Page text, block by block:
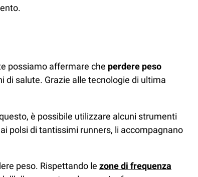
possiamo affermare che perdere peso
di salute. Grazie alle tecnologie di ultima
è possibile utilizzare alcuni strumenti
polsi di tantissimi runners, li accompagnano
peso. Rispettando le zone di frequenza